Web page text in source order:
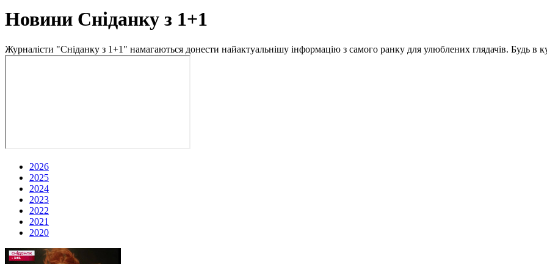
Новини Сніданку з 1+1
Журналісти "Сніданку з 1+1" намагаються донести найактуальнішу інформацію з самого ранку для улюблених глядачів. Будь в
2026
2025
2024
2023
2022
2021
2020